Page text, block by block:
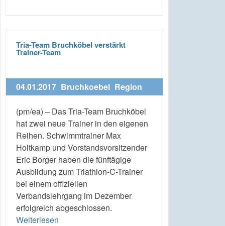
Tria-Team Bruchköbel verstärkt
Trainer-Team
04.01.2017 Bruchkoebel Region
(pm/ea) – Das Tria-Team Bruchköbel
hat zwei neue Trainer in den eigenen
Reihen. Schwimmtrainer Max
Holtkamp und Vorstandsvorsitzender
Eric Borger haben die fünftägige
Ausbildung zum Triathlon-C-Trainer
bei einem offiziellen
Verbandslehrgang im Dezember
erfolgreich abgeschlossen.
Weiterlesen